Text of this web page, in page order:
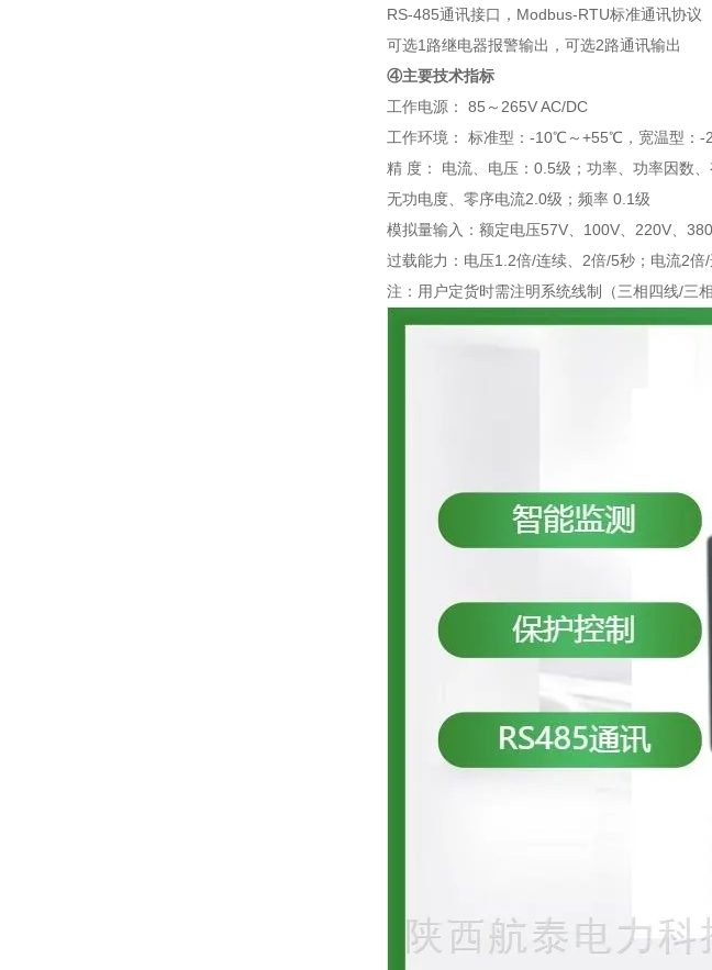
RS-485通讯接口，Modbus-RTU标准通讯协议
可选1路继电器报警输出，可选2路通讯输出
④主要技术指标
工作电源： 85～265V AC/DC
工作环境： 标准型：-10℃～+55℃，宽温型：
精 度： 电流、电压：0.5级；功率、功率因数、
无功电度、零序电流2.0级；频率 0.1级
模拟量输入：额定电压57V、100V、220V、
过载能力：电压1.2倍/连续、2倍/5秒；电流2倍
注：用户定货时需注明系统线制（三相四线/三